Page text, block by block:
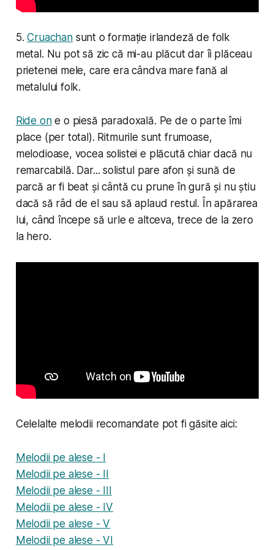
5.Cruachansunt o formație irlandeză de folk
metal. Nu pot să zic că mi-au plăcut dar îi plăceau
prietenei mele, care era cândva mare fană al
metalului folk.
Ride one o piesă paradoxală. Pe de o parte îmi
place (per total). Ritmurile sunt frumoase,
melodioase, vocea solistei e plăcută chiar dacă nu
remarcabilă. Dar... solistul pare afon și sună de
parcă ar fi beat și cântă cu prune în gură și nu știu
dacă să râd de el sau să aplaud restul. În apărarea
lui, când începe să urle e altceva, trece de la zero
la hero.
Celelalte melodii recomandate pot fi găsite aici:
Melodii pe alese - I
Melodii pe alese - II
Melodii pe alese - III
Melodii pe alese - IV
Melodii pe alese - V
Melodii pe alese - VI